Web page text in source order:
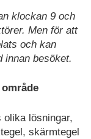
klockan 9 och
Men för att
och kan
innan besöket.
lösningar,
skärmtegel